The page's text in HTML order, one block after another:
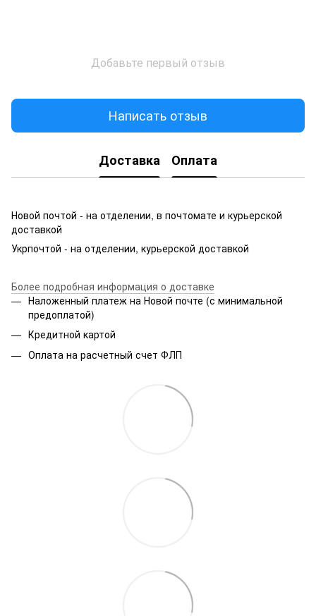
Добавьте первый отзыв
Написать отзыв
Доставка Оплата
Новой почтой - на отделении, в почтомате и курьерской
доставкой
Укрпочтой - на отделении, курьерской доставкой
Более подробная информация о доставке
Наложенный платеж на Новой почте (с минимальной
предоплатой)
Кредитной картой
Оплата на расчетный счет ФЛП